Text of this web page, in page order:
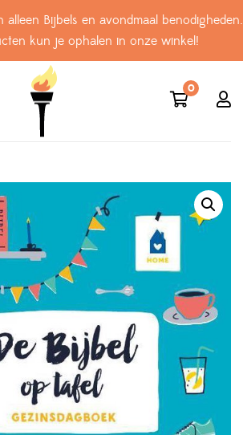
alleen Bijbels en avondmaal benodigheden.
kun je ophalen in onze winkel!
0